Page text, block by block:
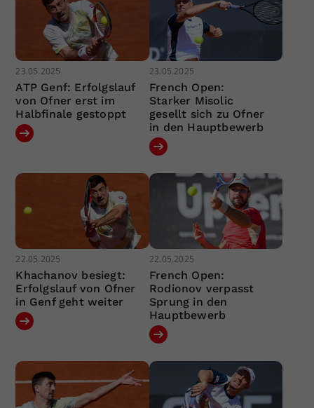
23.05.2025
ATP Genf: Erfolgslauf
von Ofner erst im
Halbfinale gestoppt
23.05.2025
French Open:
Starker Misolic
gesellt sich zu Ofner
in den Hauptbewerb
22.05.2025
Khachanov besiegt:
Erfolgslauf von Ofner
in Genf geht weiter
22.05.2025
French Open:
Rodionov verpasst
Sprung in den
Hauptbewerb